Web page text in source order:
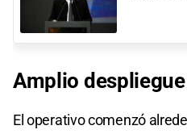
Amplio despliegue
El operativo comenzó